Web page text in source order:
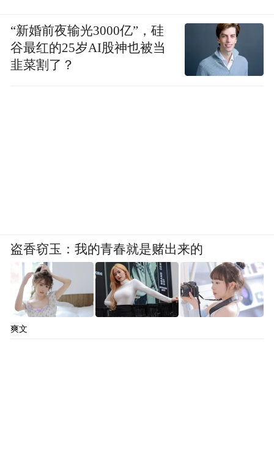
“新婚前夜输光3000亿”，硅
谷最红的25岁AI股神也被当
韭菜割了？
盗香窃玉：我的青春就是赌出来的
爽文